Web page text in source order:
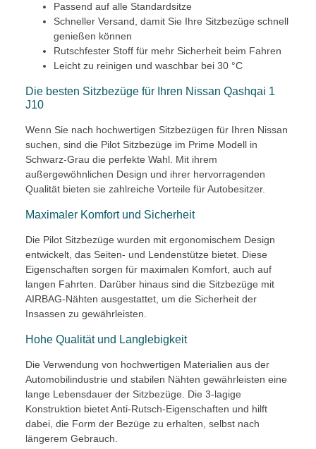
Passend auf alle Standardsitze
Schneller Versand, damit Sie Ihre Sitzbezüge schnell
genießen können
Rutschfester Stoff für mehr Sicherheit beim Fahren
Leicht zu reinigen und waschbar bei 30 °C
Die besten Sitzbezüge für Ihren Nissan Qashqai 1
J10
Wenn Sie nach hochwertigen Sitzbezügen für Ihren Nissan
suchen, sind die Pilot Sitzbezüge im Prime Modell in
Schwarz-Grau die perfekte Wahl. Mit ihrem
außergewöhnlichen Design und ihrer hervorragenden
Qualität bieten sie zahlreiche Vorteile für Autobesitzer.
Maximaler Komfort und Sicherheit
Die Pilot Sitzbezüge wurden mit ergonomischem Design
entwickelt, das Seiten- und Lendenstütze bietet. Diese
Eigenschaften sorgen für maximalen Komfort, auch auf
langen Fahrten. Darüber hinaus sind die Sitzbezüge mit
AIRBAG-Nähten ausgestattet, um die Sicherheit der
Insassen zu gewährleisten.
Hohe Qualität und Langlebigkeit
Die Verwendung von hochwertigen Materialien aus der
Automobilindustrie und stabilen Nähten gewährleisten eine
lange Lebensdauer der Sitzbezüge. Die 3-lagige
Konstruktion bietet Anti-Rutsch-Eigenschaften und hilft
dabei, die Form der Bezüge zu erhalten, selbst nach
längerem Gebrauch.